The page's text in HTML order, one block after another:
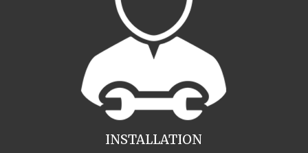
INSTALLATION